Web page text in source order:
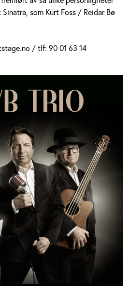
Sinatra, som Kurt Foss / Reidar Bø
/ tlf: 90 01 63 14